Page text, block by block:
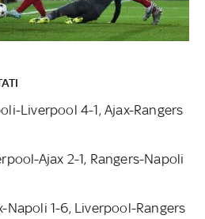
Liverpool 4-1, Ajax-Rangers
Ajax 2-1, Rangers-Napoli
Napoli 1-6, Liverpool-Rangers